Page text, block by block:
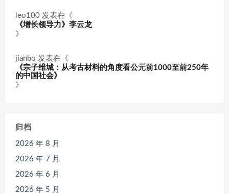
leo100 发表在《
《增长领导力》李云龙
》
jianbo 发表在《
《宗子维城：从考古材料的角度看公元前1000至前250年
的中国社会》
》
归档
2026 年 8 月
2026 年 7 月
2026 年 6 月
2026 年 5 月